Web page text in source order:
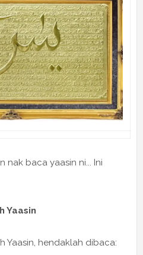
nak baca yaasin ni... Ini
Yaasin
Yaasin, hendaklah dibaca: